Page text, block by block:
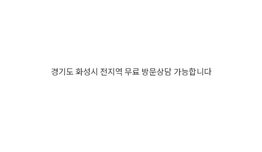
경기도 화성시 전지역 무료 방문상담 가능합니다